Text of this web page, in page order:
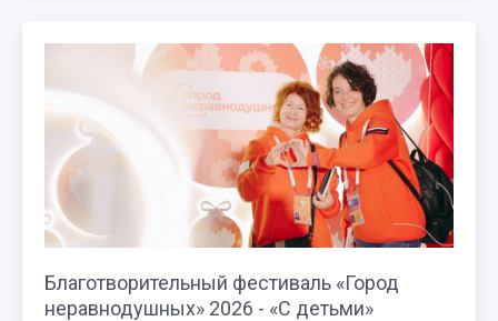
Благотворительный фестиваль «Город
неравнодушных» 2026 - «С детьми»